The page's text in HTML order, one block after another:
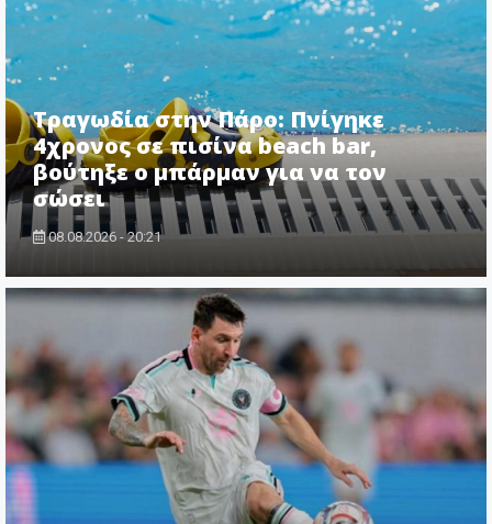
Τραγωδία στην Πάρο: Πνίγηκε
4χρονος σε πισίνα beach bar,
βούτηξε ο μπάρμαν για να τον
σώσει
08.08.2026 - 20:21